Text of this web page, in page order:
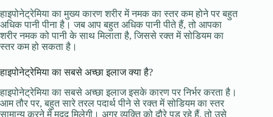
हाइपोनेट्रेमिया का मुख्य कारण शरीर में नमक का स्तर कम होने पर बहुत
अधिक पानी पीना है। जब आप बहुत अधिक पानी पीते हैं, तो आपका
शरीर नमक को पानी के साथ मिलाता है, जिससे रक्त में सोडियम का
स्तर कम हो सकता है।
हाइपोनेट्रेमिया का सबसे अच्छा इलाज क्या है?
हाइपोनेट्रेमिया का सबसे अच्छा इलाज इसके कारण पर निर्भर करता है।
आम तौर पर, बहुत सारे तरल पदार्थ पीने से रक्त में सोडियम का स्तर
सामान्य करने में मदद मिलेगी। अगर व्यक्ति को दौरे पड़ रहे हैं, तो उसे